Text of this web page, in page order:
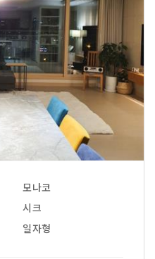
모나코
시크
일자형